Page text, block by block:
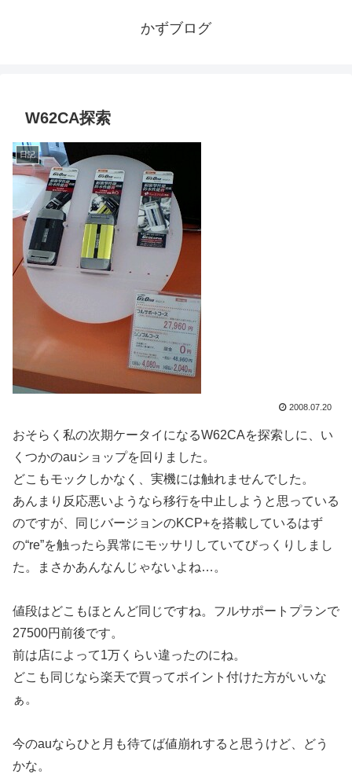
かずブログ
W62CA探索
日記
2008.07.20
おそらく私の次期ケータイになるW62CAを探索しに、い
くつかのauショップを回りました。
どこもモックしかなく、実機には触れませんでした。
あんまり反応悪いようなら移行を中止しようと思っている
のですが、同じバージョンのKCP+を搭載しているはず
の“re”を触ったら異常にモッサリしていてびっくりしまし
た。まさかあんなんじゃないよね…。
値段はどこもほとんど同じですね。フルサポートプランで
27500円前後です。
前は店によって1万くらい違ったのにね。
どこも同じなら楽天で買ってポイント付けた方がいいな
ぁ。
今のauならひと月も待てば値崩れすると思うけど、どう
かな。